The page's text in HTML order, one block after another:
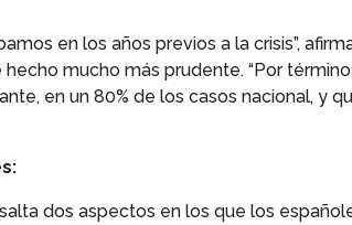
en los años previos a la crisis”,
mucho más prudente. “Por
en un 80% de los casos nacional, y
dos aspectos en los que los